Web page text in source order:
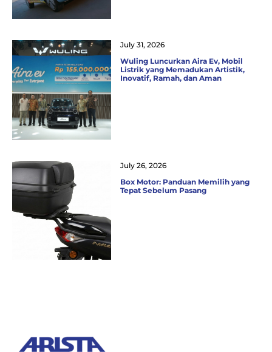
Wuling Luncurkan Aira Ev, Mobil
Listrik yang Memadukan Artistik,
Inovatif, Ramah, dan Aman
July 31, 2026
Box Motor: Panduan Memilih yang
Tepat Sebelum Pasang
July 26, 2026